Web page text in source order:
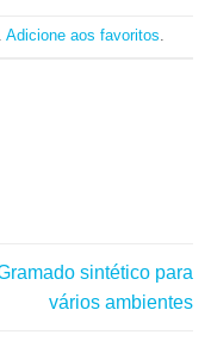
Adicione aos favoritos
sintético para
vários ambientes